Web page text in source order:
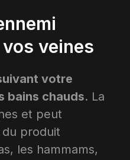
veines
votre
bains chauds. La
et peut
du produit
les hammams,